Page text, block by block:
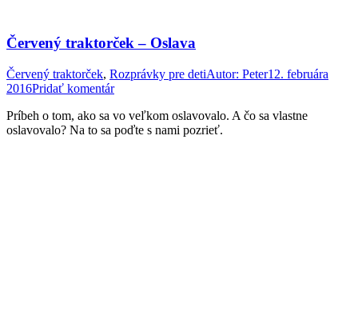
Červený traktorček – Oslava
Červený traktorček, Rozprávky pre detiAutor: Peter12. februára
2016Pridať komentár
Príbeh o tom, ako sa vo veľkom oslavovalo. A čo sa vlastne
oslavovalo? Na to sa poďte s nami pozrieť.